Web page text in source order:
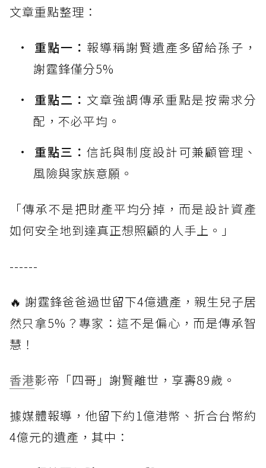
文章重點整理：
重點一： 報導稱謝賢遺產多留給孫子，
謝霆鋒僅分5%
重點二： 文章強調傳承重點是按需求分
配，不必平均。
重點三：信託與制度設計可兼顧管理、
風險與家族意願。
「傳承不是把財產平均分掉，而是設計資產
如何安全地到達真正想照顧的人手上。」
------
🔥 謝霆鋒爸爸過世留下4億遺產，親生兒子居
然只拿5%？專家：這不是偏心，而是傳承智
慧！
香港影帝「四哥」謝賢離世，享壽89歲。
據媒體報導，他留下約1億港幣、折合台幣約
4億元的遺產，其中：